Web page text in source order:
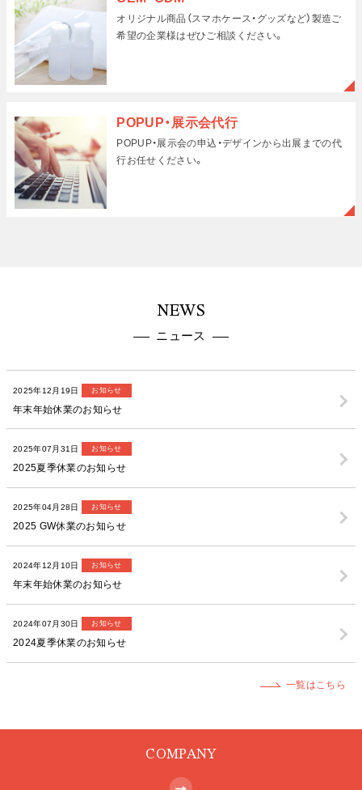
オリジナル商品（スマホケース・グッズなど）製造ご
希望の企業様はぜひご相談ください。
POPUP・展示会代行
POPUP・展示会の申込・デザインから出展までの代
行お任せください。
NEWS
ニュース
2025年12月19日 お知らせ
年末年始休業のお知らせ
2025年07月31日 お知らせ
2025夏季休業のお知らせ
2025年04月28日 お知らせ
2025 GW休業のお知らせ
2024年12月10日 お知らせ
年末年始休業のお知らせ
2024年07月30日 お知らせ
2024夏季休業のお知らせ
一覧はこちら
COMPANY